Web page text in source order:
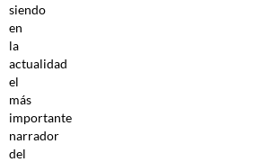
siendo
en
la
actualidad
el
más
importante
narrador
del